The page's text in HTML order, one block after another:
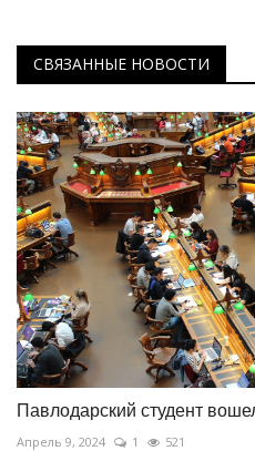
СВЯЗАННЫЕ НОВОСТИ
Павлодарский студент
Апрель 9, 2024 1 521